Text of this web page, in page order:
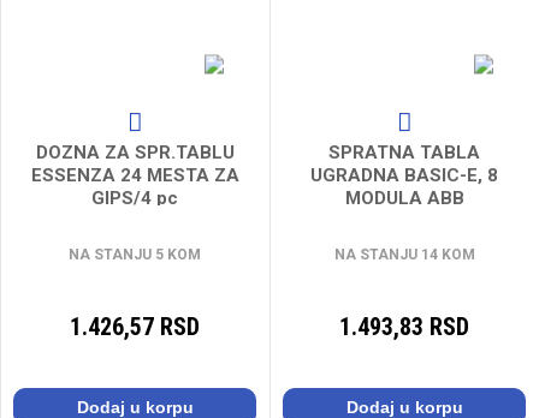
DOZNA ZA SPR.TABLU
ESSENZA 24 MESTA ZA
GIPS/4 pc
NA STANJU 5 KOM
1.426,57 RSD
Dodaj u korpu
SPRATNA TABLA
UGRADNA BASIC-E, 8
MODULA ABB
NA STANJU 14 KOM
1.493,83 RSD
Dodaj u korpu